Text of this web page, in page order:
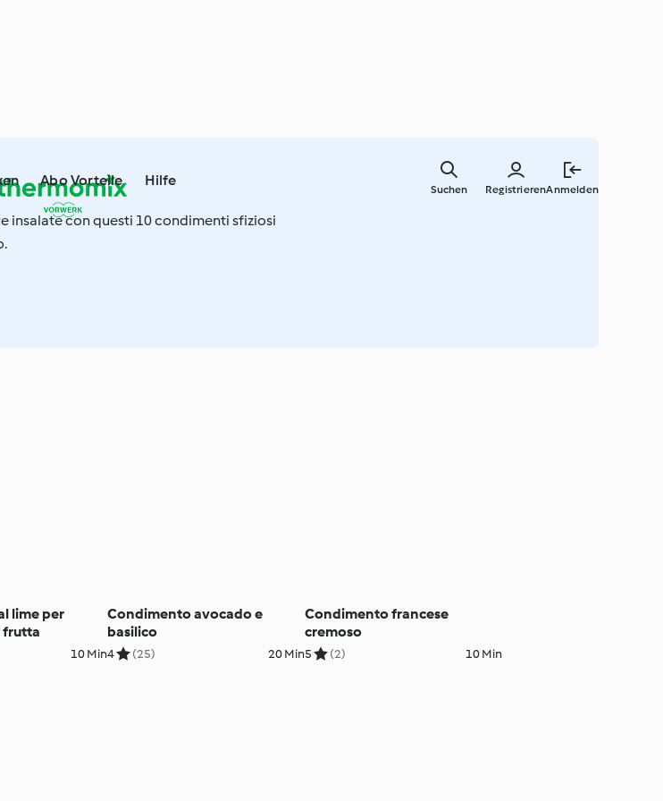
Abo Vorteile Hilfe
RegistrierenAnmelden
Suchen
insalate con questi 10 condimenti sfiziosi
lime per
frutta
10 Min
Condimento avocado e
basilico
4 (25) 20 Min
Condimento francese
cremoso
5 (2) 10 Min